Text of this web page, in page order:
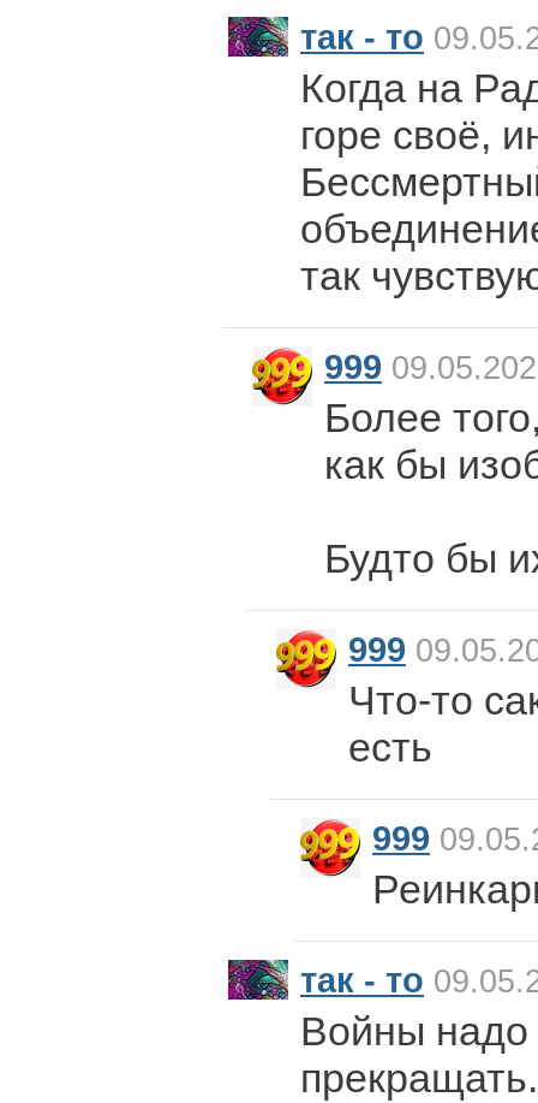
так - то
Когда на
горе своё,
так
999
Более
как бы
Будто бы
999
Что-то
есть
999
так - то
Войны надо